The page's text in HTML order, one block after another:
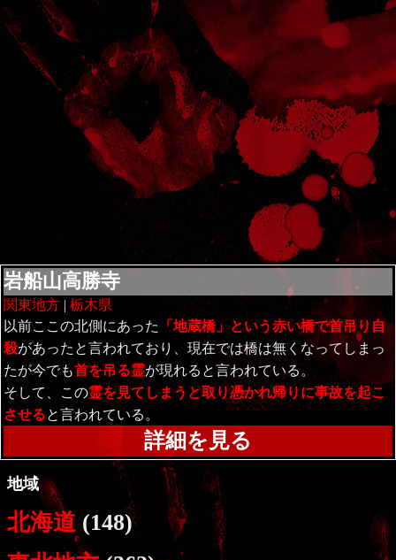
岩船山高勝寺
関東地方 |栃木県
以前ここの北側にあった
「地蔵橋」という赤い橋で首吊り自
殺があったと言われており、現在では橋は無くなってしまっ
たが今でも首を吊る霊が現れると言われている。
そして、この霊を見てしまうと取り憑かれ帰りに事故を起こ
させると言われている。
詳細を見る
地域
北海道(148)